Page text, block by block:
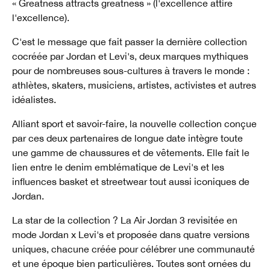
« Greatness attracts greatness » (l'excellence attire
l'excellence).
C'est le message que fait passer la dernière collection
cocréée par Jordan et Levi's, deux marques mythiques
pour de nombreuses sous-cultures à travers le monde :
athlètes, skaters, musiciens, artistes, activistes et autres
idéalistes.
Alliant sport et savoir-faire, la nouvelle collection conçue
par ces deux partenaires de longue date intègre toute
une gamme de chaussures et de vêtements. Elle fait le
lien entre le denim emblématique de Levi's et les
influences basket et streetwear tout aussi iconiques de
Jordan.
La star de la collection ? La Air Jordan 3 revisitée en
mode Jordan x Levi's et proposée dans quatre versions
uniques, chacune créée pour célébrer une communauté
et une époque bien particulières. Toutes sont ornées du